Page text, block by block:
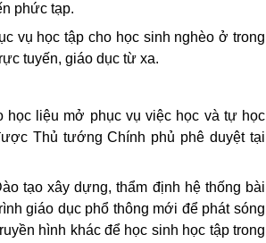
phức tạp.
vụ học tập cho học sinh nghèo ở trong
tuyến, giáo dục từ xa.
liệu mở phục vụ việc học và tự học
Thủ tướng Chính phủ phê duyệt tại
tạo xây dựng, thẩm định hệ thống bài
giáo dục phổ thông mới để phát sóng
hình khác để học sinh học tập trong